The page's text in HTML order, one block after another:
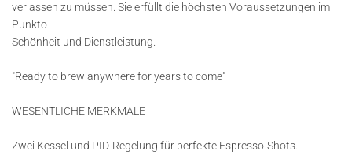
verlassen zu müssen. Sie erfüllt die höchsten Voraussetzungen im
Punkto
Schönheit und Dienstleistung.
"Ready to brew anywhere for years to come"
WESENTLICHE MERKMALE
Zwei Kessel und PID-Regelung für perfekte Espresso-Shots.